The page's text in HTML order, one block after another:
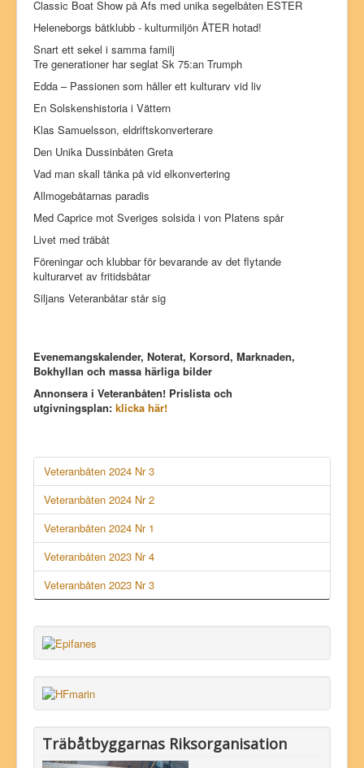
Classic Boat Show på Afs med unika segelbåten ESTER
Heleneborgs båtklubb - kulturmiljön ÅTER hotad!
Snart ett sekel i samma familj
Tre generationer har seglat Sk 75:an Trumph
Edda – Passionen som håller ett kulturarv vid liv
En Solskenshistoria i Vättern
Klas Samuelsson, eldriftskonverterare
Den Unika Dussinbåten Greta
Vad man skall tänka på vid elkonvertering
Allmogebåtarnas paradis
Med Caprice mot Sveriges solsida i von Platens spår
Livet med träbåt
Föreningar och klubbar för bevarande av det flytande
kulturarvet av fritidsbåtar
Siljans Veteranbåtar står sig
Evenemangskalender, Noterat, Korsord, Marknaden,
Bokhyllan och massa härliga bilder
Annonsera i Veteranbåten! Prislista och
utgivningsplan: klicka här!
Veteranbåten 2024 Nr 3
Veteranbåten 2024 Nr 2
Veteranbåten 2024 Nr 1
Veteranbåten 2023 Nr 4
Veteranbåten 2023 Nr 3
Träbåtbyggarnas Riksorganisation